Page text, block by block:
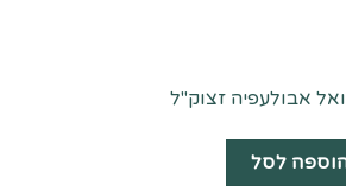
אבולעפיה זצוק"ל
הבא וזאת ליהודה לרבי אברהם אבולעפיה
לסל